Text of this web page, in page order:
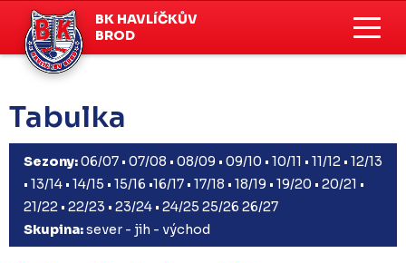
BK HAVLÍČKŮV
BROD
Tabulka
Sezony:06/07 • 07/08 • 08/09 • 09/10 • 10/11 • 11/12 • 12/13
• 13/14 • 14/15 • 15/16 •16/17 • 17/18 • 18/19 • 19/20 • 20/21 •
21/22 • 22/23 • 23/24 • 24/25 25/26 26/27
Skupina:sever - jih - východ